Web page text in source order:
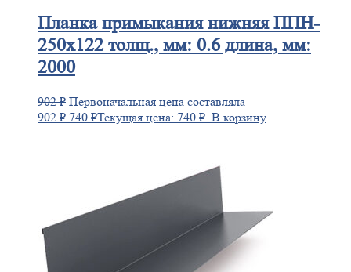
Планкапримыкания нижняя ППН-
250х122 толщ., мм: 0.6 длина, мм:
2000
902₽ Первоначальная цена составляла
902 ₽.740 ₽Текущая цена: 740 ₽. В корзину